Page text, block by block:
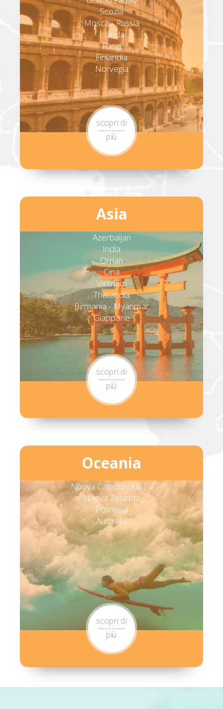
Scozia
Mosca - Russia
Irlanda
Parigi
Finlandia
Norvegia
scopri di
più
Asia
Azerbaijan
India
Oman
Cina
Vietnam
Thailandia
Birmania - Myanmar
Giappone
scopri di
più
Oceania
Nuova Caledonia & Fiji
Nuova Zelanda
Polinesia
Australia
scopri di
più